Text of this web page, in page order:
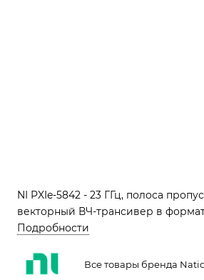
NI PXIe-5842 - 23 ГГц, полоса
векторный ВЧ-трансивер в
Подробности
Все товары бренда